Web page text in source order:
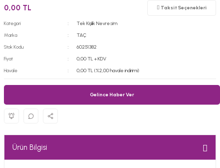
0,00 TL Taksit Seçenekleri
Kategori
Tek Kişilik Nevresim
Marka
TAÇ
Stok Kodu
60251382
Fiyat
0,00 TL + KDV
Havale
0,00 TL (%2,00 havale indirimi)
Gelince Haber Ver
Ürün Bilgisi